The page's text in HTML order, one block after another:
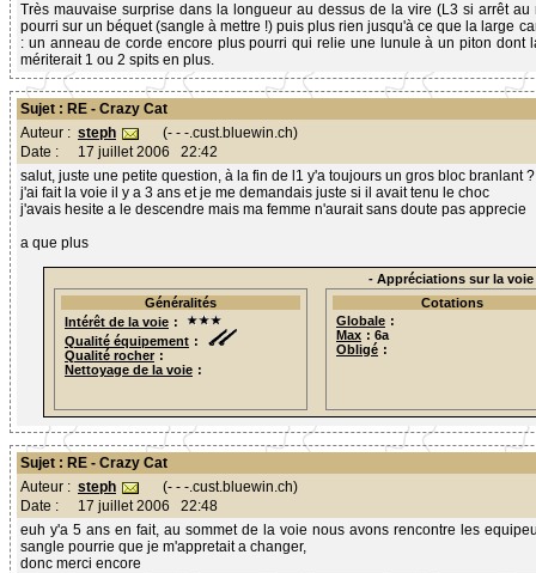
Très mauvaise surprise dans la longueur au dessus de la vire (L3 si arrêt
pourri sur un béquet (sangle à mettre !) puis plus rien jusqu'à ce que la large
: un anneau de corde encore plus pourri qui relie une lunule à un piton dont
mériterait 1 ou 2 spits en plus.
Sujet : RE - Crazy Cat
Auteur : steph
(- - -.cust.bluewin.ch)
Date :
17 juillet 2006 22:42
salut, juste une petite question, à la fin de l1 y'a toujours un gros bloc branlant ?
j'ai fait la voie il y a 3 ans et je me demandais juste si il avait tenu le choc
j'avais hesite a le descendre mais ma femme n'aurait sans doute pas apprecie
a que plus
- Appréciations sur la voie
Généralités
Intérêt de la voie :
Qualité équipement :
Qualité rocher :
Nettoyage de la voie :
Cotations
Globale :
Max : 6a
Obligé :
Sujet : RE - Crazy Cat
Auteur : steph
(- - -.cust.bluewin.ch)
Date :
17 juillet 2006 22:48
euh y'a 5 ans en fait, au sommet de la voie nous avons rencontre les
sangle pourrie que je m'appretait a changer,
donc merci encore